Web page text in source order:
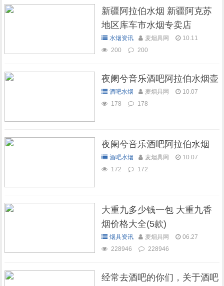
新疆阿拉伯水烟 新疆阿克苏
地区库车市水烟专卖店
水烟资讯 麦烟具网
10.11
200
200
夜阑兮音乐酒吧阿拉伯水烟壶
酒吧水烟 麦烟具网
10.07
178
178
夜阑兮音乐酒吧阿拉伯水烟
酒吧水烟 麦烟具网
10.07
172
172
大重九多少钱一包 大重九香
烟价格大全(5款)
烟具资讯 麦烟具网
06.27
228946
228946
经常去酒吧的你们，关于酒吧